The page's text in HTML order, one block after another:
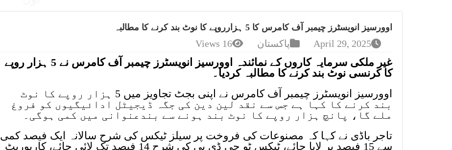
اوورسیز انویسٹرز چیمبر آف کامرس کا 5 ہزارروپے کا نوٹ بند کرنے کا مطالبہ
April 29, 2025 پاکستان 16 Views
غیر ملکی سرمایہ کاروں کے نمائندہ اوورسیز انویسٹرز چیمبر آف کامرس نے 5 ہزار روپے
کا کرنسی نوٹ بند کرنے کا مطالبہ کردیا۔
اوورسیز انویسٹرز چیمبر آف کامرس نے اپنی بجٹ تجاویز میں 5 ہزار روپے کا نوٹ
بند کرنے کا کہا ہے جس سے نقد لین دین کی جگہ ڈیجیٹل ادائیگیوں کو فروغ
ملے گا، پانچ ہزار روپے کا نوٹ بند ہونے سے بندعنوانی میں کمی ہوگی۔
تاجر باڈی نے کہا کہ مصنوعات کی فروخت پر سیلز ٹیکس کی شرح سالانہ ایک فیصد کمی
سے 15 فیصد پر لایا جائے، ٹیکس ٹو جی ڈی پی کی شرح 14 فیصد تک لائی جائے، کارپوریٹ